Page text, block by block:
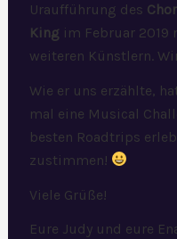
Uraufführung des
King im Februar 2019
weiteren Künstlern.
Wie er uns erzählte,
mal eine Musical
besten Roadtrips
zustimmen!
Viele Grüße!
Eure Judy und eure